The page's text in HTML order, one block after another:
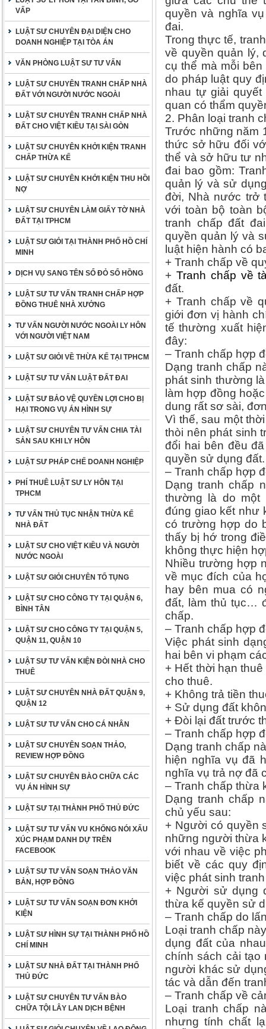
VẤP
LUẬT SƯ CHUYÊN ĐẠI DIỆN CHO
DOANH NGHIỆP TẠI TÒA ÁN
VĂN PHÒNG LUẬT SƯ TƯ VẤN
LUẬT SƯ CHUYÊN TRANH CHẤP NHÀ
ĐẤT VỚI NGƯỜI NƯỚC NGOÀI
LUẬT SƯ CHUYÊN TRANH CHẤP NHÀ
ĐẤT CHO VIỆT KIỀU TẠI SÀI GÒN
LUẬT SƯ CHUYÊN KHỞI KIỆN TRANH
CHẤP THỪA KẾ
LUẬT SƯ CHUYÊN KHỞI KIỆN THU HỒI
NỢ
LUẬT SƯ CHUYÊN LÀM GIẤY TỜ NHÀ
ĐẤT TẠI TPHCM
LUẬT SƯ GIỎI TẠI THÀNH PHỐ HỒ CHÍ
MINH
DỊCH VỤ SANG TÊN SỔ ĐỎ SỔ HỒNG
LUẬT SƯ TƯ VẤN TRANH CHẤP HỢP
ĐỒNG THUÊ NHÀ XƯỞNG
TƯ VẤN NGƯỜI NƯỚC NGOÀI LY HÔN
VỚI NGƯỜI VIỆT NAM
LUẬT SƯ GIỎI VỀ THỪA KẾ TẠI TPHCM
LUẬT SƯ TƯ VẤN LUẬT ĐẤT ĐAI
LUẬT SƯ BẢO VỆ QUYỀN LỢI CHO BỊ
HẠI TRONG VỤ ÁN HÌNH SỰ
LUẬT SƯ CHUYÊN TƯ VẤN CHIA TÀI
SẢN SAU KHI LY HÔN
LUẬT SƯ PHÁP CHẾ DOANH NGHIỆP
PHÍ THUÊ LUẬT SƯ LY HÔN TẠI
TPHCM
TƯ VẤN THỦ TỤC NHẬN THỪA KẾ
NHÀ ĐẤT
LUẬT SƯ CHO VIỆT KIỀU VÀ NGƯỜI
NƯỚC NGOÀI
LUẬT SƯ GIỎI CHUYÊN TỐ TỤNG
LUẬT SƯ CHO CÔNG TY TẠI QUẬN 6,
BÌNH TÂN
LUẬT SƯ CHO CÔNG TY TẠI QUẬN 5,
QUẬN 11, QUẬN 10
LUẬT SƯ TƯ VẤN KIỆN ĐÒI NHÀ CHO
THUÊ
LUẬT SƯ CHUYÊN NHÀ ĐẤT QUẬN 9,
QUẬN 12
LUẬT SƯ TƯ VẤN CHO CÁ NHÂN
LUẬT SƯ CHUYÊN SOẠN THẢO,
REVIEW HỢP ĐỒNG
LUẬT SƯ CHUYÊN BÀO CHỮA CÁC
VỤ ÁN HÌNH SỰ
LUẬT SƯ TẠI THÀNH PHỐ THỦ ĐỨC
LUẬT SƯ TƯ VẤN VU KHỐNG NÓI XẤU
XÚC PHẠM DANH DỰ TRÊN
FACEBOOK
LUẬT SƯ TƯ VẤN SOẠN THẢO VĂN
BẢN, HỢP ĐỒNG
LUẬT SƯ TƯ VẤN SOẠN ĐƠN KHỞI
KIỆN
LUẬT SƯ HÌNH SỰ TẠI THÀNH PHỐ HỒ
CHÍ MINH
LUẬT SƯ NHÀ ĐẤT TẠI THÀNH PHỐ
THỦ ĐỨC
LUẬT SƯ CHUYÊN TƯ VẤN BÀO
CHỮA TỘI LÂY LAN DỊCH BỆNH
quyền và nghĩa
đai.
Trong thực tế,
về quyền quản lý,
cụ thể mà mỗi
do pháp luật quy
nhau tự giải
quan có thẩm
2. Phân loại tranh
Trước những năm
thức sở hữu đối
thể và sở hữu tư
đai bao gồm:
quản lý và sử
đời, Nhà nước trở
với toàn bộ toàn
tranh chấp đất
quyền quản lý và
luật hiện hành có
+ Tranh chấp về
+ Tranh chấp về
đất.
+ Tranh chấp về
giới đơn vị hành
tế thường xuất
đây:
– Tranh chấp hợp
Dạng tranh chấp
phát sinh thường
làm hợp đồng
dung rất sơ sài,
Vì thế, sau một
thòi nên phát sinh
đổi hai bên đều
quyền sử dụng đất.
– Tranh chấp hợp
Dạng tranh chấp
thường là do một
đúng giao kết như
có trường hợp do
thấy bị hớ trong
không thực hiện
Nhiều trường hợp
về mục đích của
hay bên mua có
đất, làm thủ tục…
chấp.
– Tranh chấp hợp
Việc phát sinh
hai bên vi phạm
+ Hết thời hạn
cho thuê.
+ Không trả tiền
+ Sử dụng đất
+ Đòi lại đất trước
– Tranh chấp hợp
Dạng tranh chấp
hiện nghĩa vụ đã
nghĩa vụ trả nợ đã
– Tranh chấp thừa
Dạng tranh chấp
chủ yếu sau:
+ Người có quyền
những người thừa
với nhau về việc
biết về các quy
việc phát sinh
+ Người sử dụng
thừa kế quyền sử
– Tranh chấp do
Loại tranh chấp
dụng đất của
chính sách cải tạo
người khác sử
tác và dẫn đến
– Tranh chấp về
Loại tranh chấp
nhưng tính chất